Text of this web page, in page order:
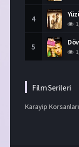
4
5
Film Serileri
Karayip